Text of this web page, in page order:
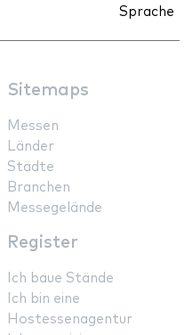
Sprache
Sitemaps
Messen
Länder
Städte
Branchen
Messegelände
Register
Ich baue Stände
Ich bin eine
Hostessenagentur